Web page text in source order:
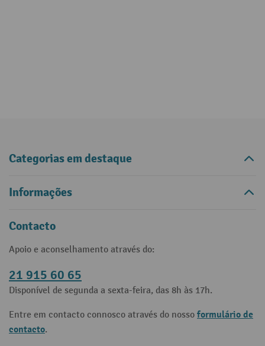
Categorias em destaque
Informações
Contacto
Apoio e aconselhamento através do:
21 915 60 65
Disponível de segunda a sexta-feira, das 8h às 17h.
Entre em contacto connosco através do nosso formulário de
contacto.